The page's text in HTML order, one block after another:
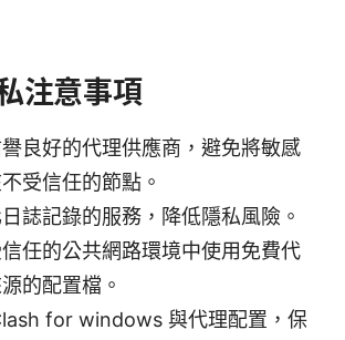
注意事項
良好的代理供應商，避免將敏感
受信任的節點。
誌記錄的服務，降低隱私風險。
任的公共網路環境中使用免費代
的配置檔。
for windows 與代理配置，保